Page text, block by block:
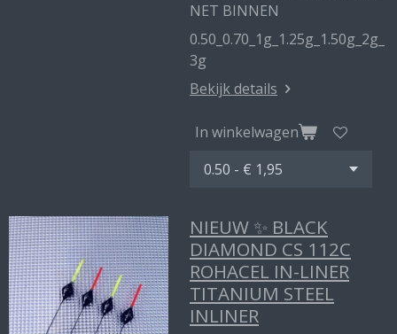
NET BINNEN
0.50_0.70_1g_1.25g_1.50g_2g_
3g
Bekijk details
In winkelwagen
NIEUW ✨ BLACK
DIAMOND CS 112C
ROHACEL IN-LINER
TITANIUM STEEL
INLINER